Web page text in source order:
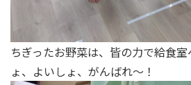
ちぎったお野菜は、皆の力で給食
ょ、よいしょ、がんばれ～！